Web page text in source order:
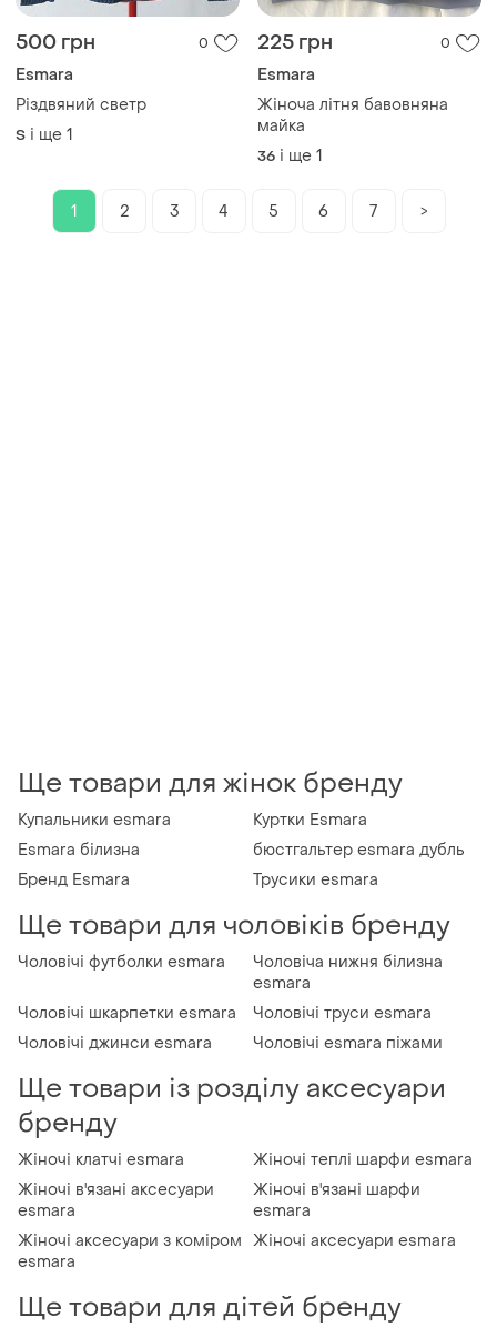
500 грн 0
Esmara
Різдвяний светр
S і ще 1
225 грн 0
Esmara
Жіноча літня бавовняна
майка
36 і ще 1
1 2 3 4 5 6 7 >
Ще товари для жінок бренду
Купальники esmara
Куртки Esmara
Esmara білизна
бюстгальтер esmara дубль
Бренд Esmara
Трусики esmara
Ще товари для чоловіків бренду
Чоловічі футболки esmara
Чоловіча нижня білизна
esmara
Чоловічі шкарпетки esmara
Чоловічі труси esmara
Чоловічі джинси esmara
Чоловічі esmara піжами
Ще товари із розділу аксесуари
бренду
Жіночі клатчі esmara
Жіночі теплі шарфи esmara
Жіночі в'язані аксесуари
esmara
Жіночі в'язані шарфи
esmara
Жіночі аксесуари з коміром
esmara
Жіночі аксесуари esmara
Ще товари для дітей бренду